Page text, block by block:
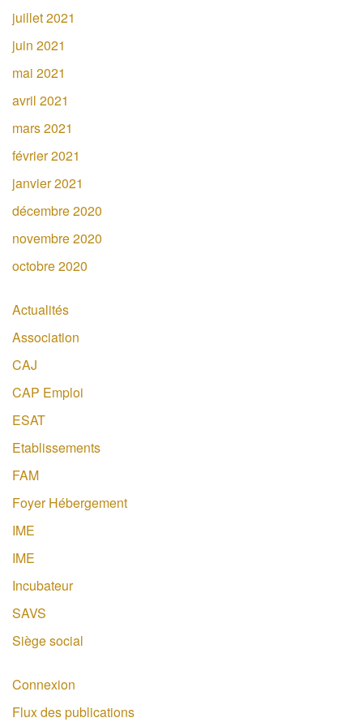
juillet 2021
juin 2021
mai 2021
avril 2021
mars 2021
février 2021
janvier 2021
décembre 2020
novembre 2020
octobre 2020
Actualités
Association
CAJ
CAP Emploi
ESAT
Etablissements
FAM
Foyer Hébergement
IME
IME
Incubateur
SAVS
Siège social
Connexion
Flux des publications